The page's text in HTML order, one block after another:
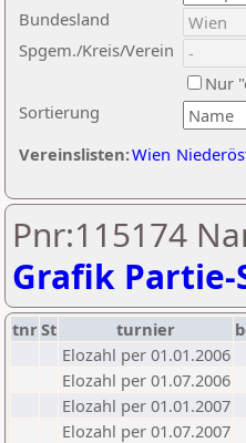
Sortierung
Bundesland
Spgem./Kreis/Verein
Nur
Vereinslisten:Wien
Pnr:115174
Grafik
tnrSt turnier
Elozahl per 01.01.2006
Elozahl per 01.07.2006
Elozahl per 01.01.2007
Elozahl per 01.07.2007